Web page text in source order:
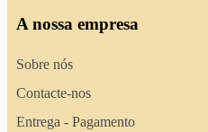
A nossa empresa
Sobre nós
Contacte-nos
Entrega - Pagamento